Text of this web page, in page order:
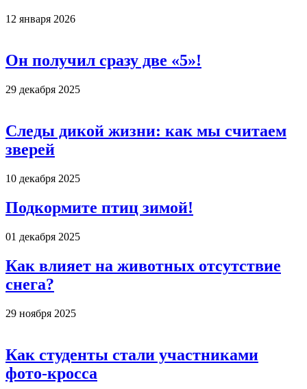
12 января 2026
Он получил сразу две «5»!
29 декабря 2025
Следы дикой жизни: как мы считаем
зверей
10 декабря 2025
Подкормите птиц зимой!
01 декабря 2025
Как влияет на животных отсутствие
снега?
29 ноября 2025
Как студенты стали участниками
фото-кросса